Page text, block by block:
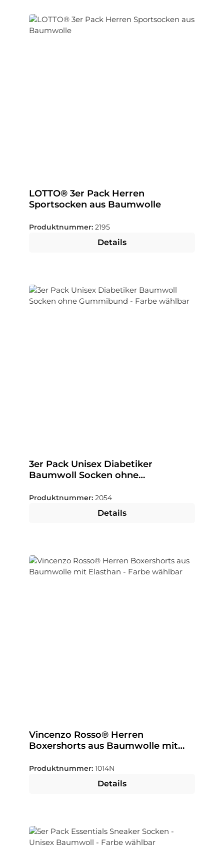
LOTTO® 3er Pack Herren
Sportsocken aus Baumwolle
Produktnummer: 2195
Details
3er Pack Unisex Diabetiker
Baumwoll Socken ohne
Produktnummer: 2054
Details
Vincenzo Rosso® Herren
Boxershorts aus Baumwolle mit
Produktnummer: 1014N
Details